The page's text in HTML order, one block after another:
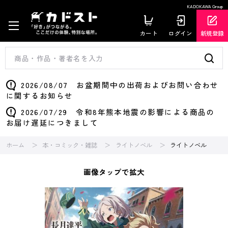
KADOKAWA Group
カート ログイン 新規登録
2026/08/07 お盆期間中の出荷およびお問い合わせ
に関するお知らせ
2026/07/29 令和8年熊本地震の影響による商品の
お届け遅延につきまして
ホーム 本・コミック・雑誌 ライトノベル ライトノベル
画像タップで拡大